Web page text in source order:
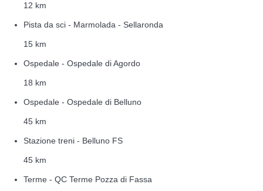
12 km
Pista da sci - Marmolada - Sellaronda
15 km
Ospedale - Ospedale di Agordo
18 km
Ospedale - Ospedale di Belluno
45 km
Stazione treni - Belluno FS
45 km
Terme - QC Terme Pozza di Fassa